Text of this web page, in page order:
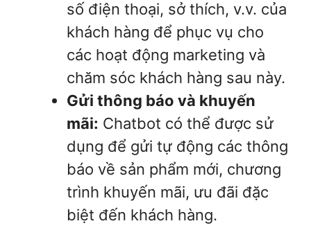
số điện thoại, sở thích, v.v. của
khách hàng để phục vụ cho
các hoạt động marketing và
chăm sóc khách hàng sau này.
Gửi thông báo và khuyến
mãi: Chatbot có thể được sử
dụng để gửi tự động các thông
báo về sản phẩm mới, chương
trình khuyến mãi, ưu đãi đặc
biệt đến khách hàng.